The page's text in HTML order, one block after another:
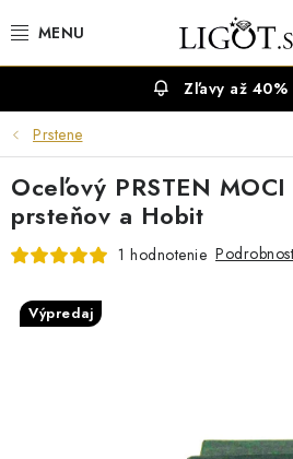
na
NÁHRDELNÍKY
NÁRAMKY
PRSTENE
Zľavy až 40%
Prstene
Oceľový PRSTEN
prsteňov a Hobit
1 hodnotenie
Výpredaj